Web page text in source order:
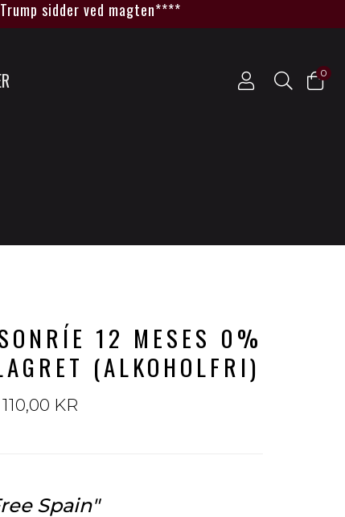
sidder ved magten****
0
12 MESES 0%
(ALKOHOLFRI)
110,00 KR
Spain"